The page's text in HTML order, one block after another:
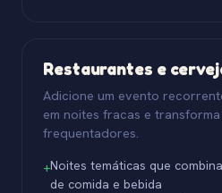
Restaurantes e
Adicione um evento
em noites fracas e
frequentadores.
+Noites temáticas que
de comida e bebida